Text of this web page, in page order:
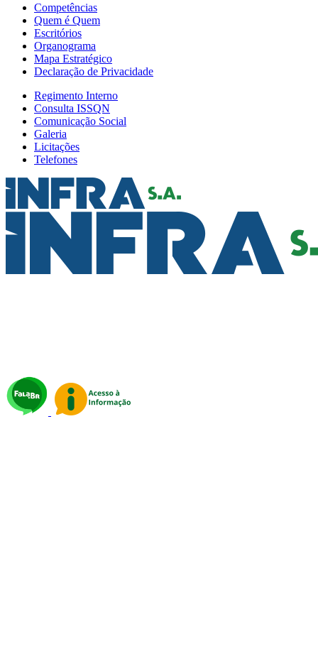
Competências
Quem é Quem
Escritórios
Organograma
Mapa Estratégico
Declaração de Privacidade
Regimento Interno
Consulta ISSQN
Comunicação Social
Galeria
Licitações
Telefones